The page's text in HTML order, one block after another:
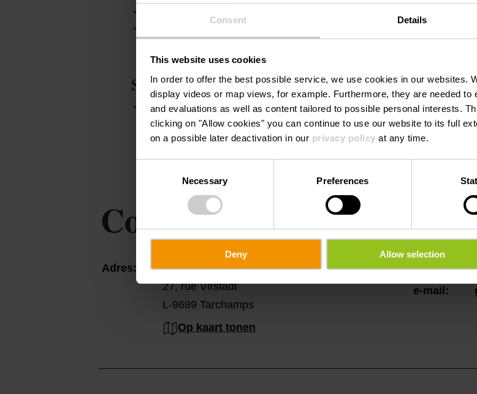
Consent Details
This website uses cookies
In order to offer the best possible service, we use cookies in our websites.
display videos or map views, for example. Furthermore, they are needed
and evaluations as well as content tailored to possible personal interests.
clicking on "Allow cookies" you can continue to use our website to its full
on a possible later deactivation in our privacy policy at any time.
Necessary Preferences
Deny Allow selection
Services
Parking : gratis WiFi Verwarming inbegrepen Elektriciteit
Contact
Adres:
Gite Al Scheier
27, rue Virstadt
L-9689 Tarchamps
Op kaart tonen
Tel.:
e-mail: